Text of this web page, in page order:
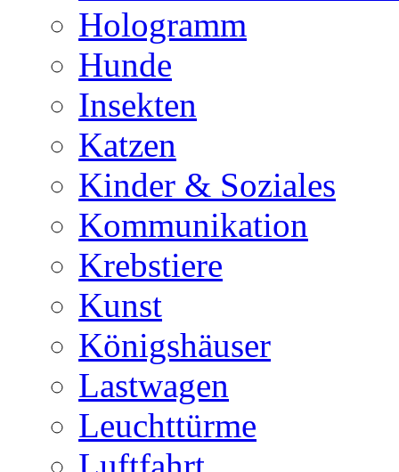
Hologramm
Hunde
Insekten
Katzen
Kinder & Soziales
Kommunikation
Krebstiere
Kunst
Königshäuser
Lastwagen
Leuchttürme